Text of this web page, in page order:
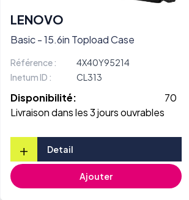
LENOVO
Basic - 15.6in Topload Case
Référence :
4X40Y95214
Inetum ID :
CL313
Disponibilité:
70
Livraison dans les 3 jours ouvrables
+ Detail
Ajouter